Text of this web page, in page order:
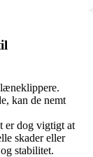
kan de nemt
er dog vigtigt at
skader eller
stabilitet.